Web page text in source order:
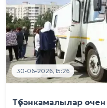
30-06-2026, 15:26
Түбәнкамалылар